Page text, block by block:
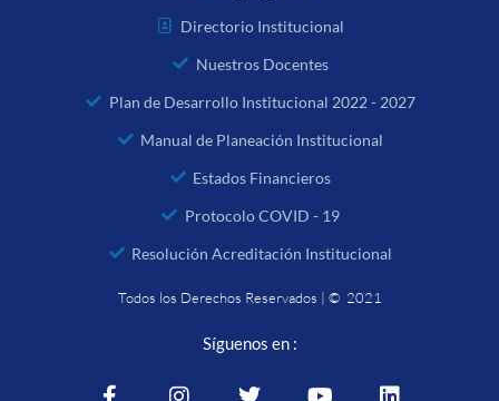
Directorio Institucional
Nuestros Docentes
Plan de Desarrollo Institucional 2022 - 2027
Manual de Planeación Institucional
Estados Financieros
Protocolo COVID - 19
Resolución Acreditación Institucional
Todos los Derechos Reservados | © 2021
Síguenos en :